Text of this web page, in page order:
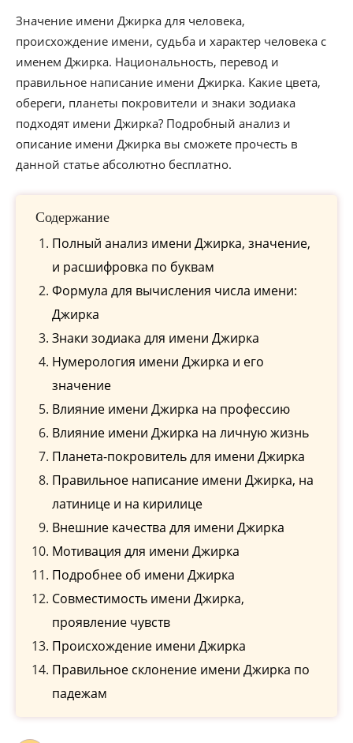
Значение имени Джирка для человека,
происхождение имени, судьба и характер человека с
именем Джирка. Национальность, перевод и
правильное написание имени Джирка. Какие цвета,
обереги, планеты покровители и знаки зодиака
подходят имени Джирка? Подробный анализ и
описание имени Джирка вы сможете прочесть в
данной статье абсолютно бесплатно.
Содержание
Полный анализ имени Джирка, значение,
и расшифровка по буквам
Формула для вычисления числа имени:
Джирка
Знаки зодиака для имени Джирка
Нумерология имени Джирка и его
значение
Влияние имени Джирка на профессию
Влияние имени Джирка на личную жизнь
Планета-покровитель для имени Джирка
Правильное написание имени Джирка, на
латинице и на кирилице
Внешние качества для имени Джирка
Мотивация для имени Джирка
Подробнее об имени Джирка
Совместимость имени Джирка,
проявление чувств
Происхождение имени Джирка
Правильное склонение имени Джирка по
падежам